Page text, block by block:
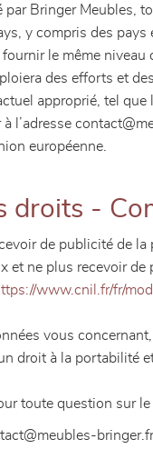
par Bringer Meubles,
y compris des
le même
des efforts et
approprié, tel que
l’adresse
européenne.
droits -
de publicité de
et ne plus recevoir
www.cnil.fr/fr/
vous
droit à la portabilité
toute question sur
bringer.fr